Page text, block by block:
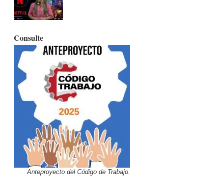
Consulte
Anteproyecto del Código de Trabajo.